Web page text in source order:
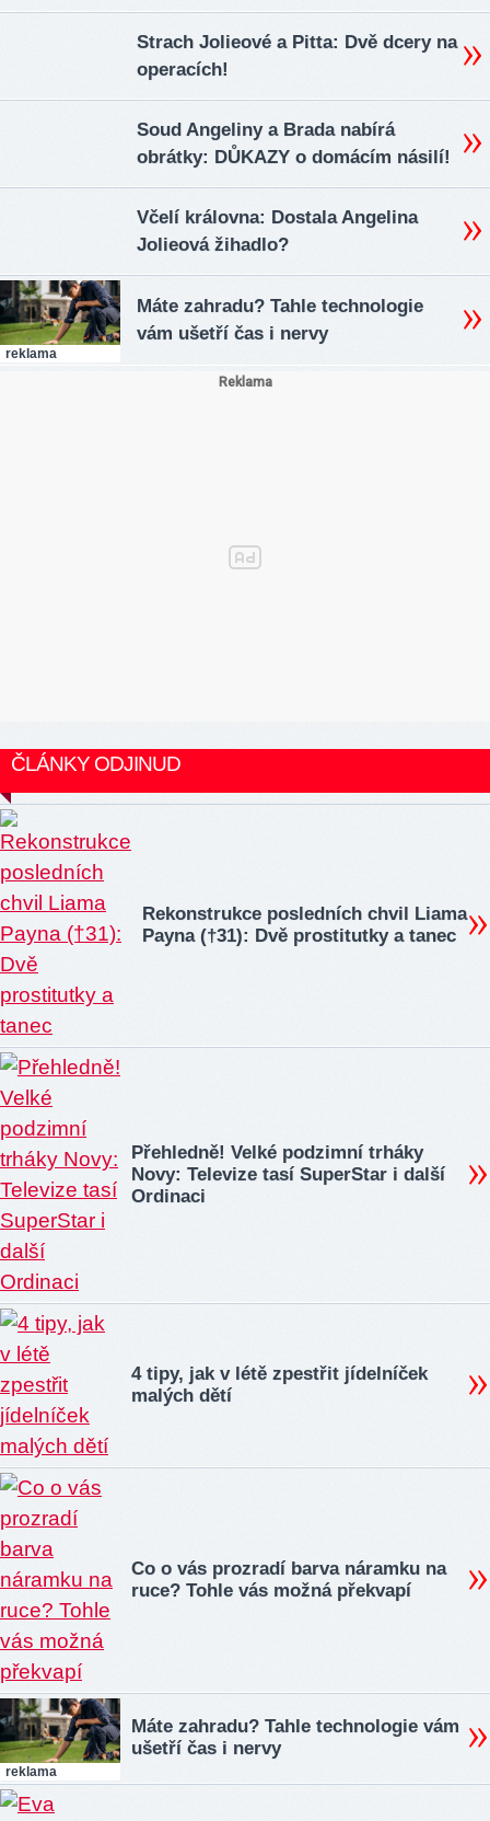
Strach Jolieové a Pitta: Dvě dcery na
operacích!
Soud Angeliny a Brada nabírá
obrátky: DŮKAZY o domácím násilí!
Včelí královna: Dostala Angelina
Jolieová žihadlo?
reklama
Máte zahradu? Tahle technologie
vám ušetří čas i nervy
ČLÁNKY ODJINUD
Rekonstrukce posledních chvil Liama
Payna (†31): Dvě prostitutky a tanec
Přehledně! Velké podzimní trháky
Novy: Televize tasí SuperStar i další
Ordinaci
4 tipy, jak v létě zpestřit jídelníček
malých dětí
Co o vás prozradí barva náramku na
ruce? Tohle vás možná překvapí
reklama
Máte zahradu? Tahle technologie vám
ušetří čas i nervy